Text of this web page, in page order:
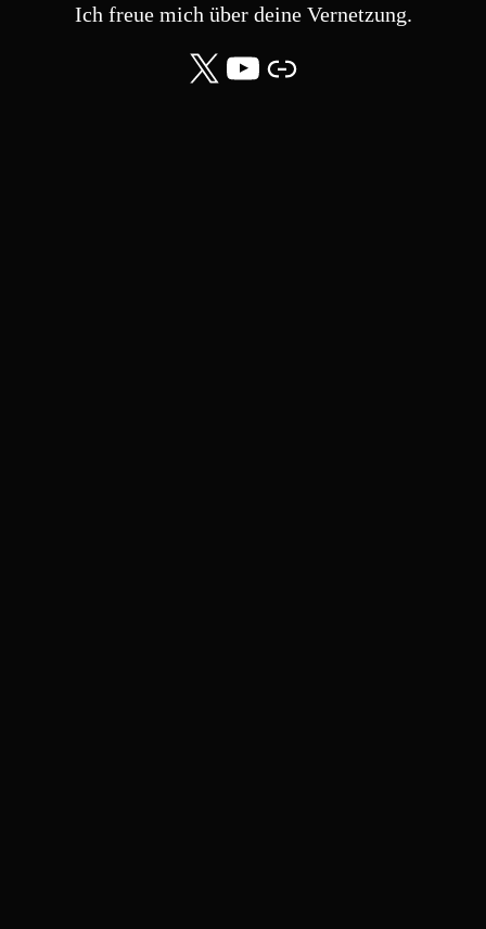
Ich freue mich über deine Vernetzung.
X YouTube
Community